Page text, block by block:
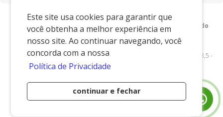
Este site usa cookies para garantir que
você obtenha a melhor experiência em
nosso site. Ao continuar navegando, você
concorda com a nossa
Política de Privacidade
continuar e fechar
Preços e condições exclusivos para o
www.xingoembalagens.com.br e para o televendas, podendo
sofrer alterações sem prévia notiﬁcação.
Xingó Embalagens|62.438.429/0001-12|
www.xingoembalagens.com.br| Rodovia Prefeito Aziz Lian, Km 28,5 -
s/n - Borda da Mata - Jaguariúna/SP - 13916-875 - E-mail:
Desenvolvido por